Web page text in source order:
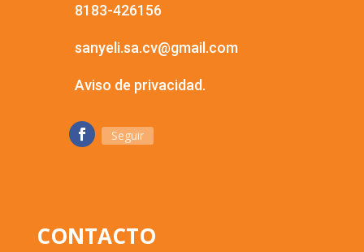
8183-426156
sanyeli.sa.cv@gmail.com
Aviso de privacidad.
Seguir
CONTACTO